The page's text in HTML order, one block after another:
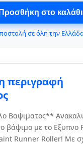
στο καλάθι
σε όλη την
περιγραφή
Βαψιματος**
βάψιμο με το Εξυπνο
Runner Roller! Με